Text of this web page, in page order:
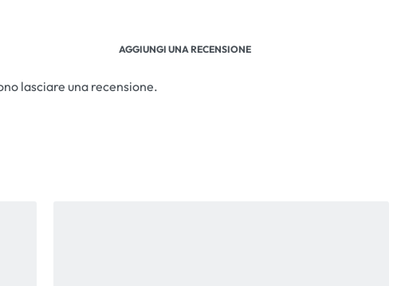
AGGIUNGI UNA RECENSIONE
lasciare una recensione.